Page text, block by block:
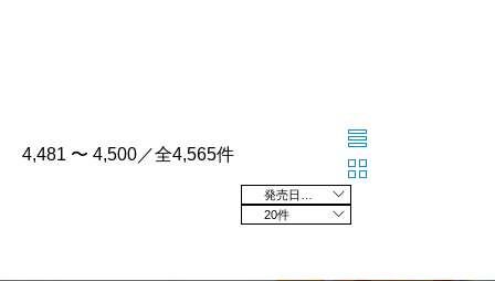
4,481 〜 4,500／全4,565件
20件